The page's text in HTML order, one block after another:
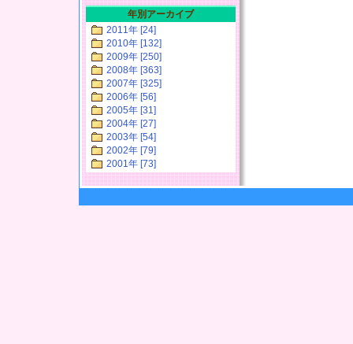
年別アーカイブ
2011年 [24]
2010年 [132]
2009年 [250]
2008年 [363]
2007年 [325]
2006年 [56]
2005年 [31]
2004年 [27]
2003年 [54]
2002年 [79]
2001年 [73]